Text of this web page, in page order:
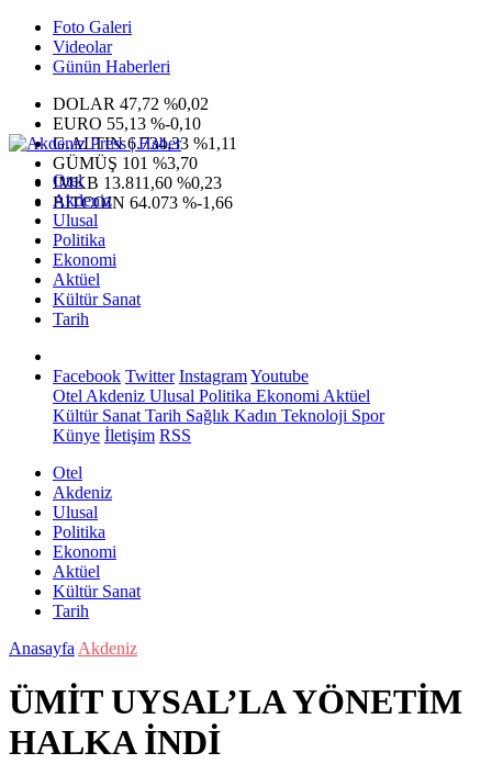
Foto Galeri
Videolar
Günün Haberleri
DOLAR 47,72 %0,02
EURO 55,13 %-0,10
G.ALTIN6.734,33 %1,11
GÜMÜŞ 101 %3,70
IMKB 13.811,60 %0,23
BITCOIN 64.073 %-1,66
Otel
Akdeniz
Ulusal
Politika
Ekonomi
Aktüel
Kültür Sanat
Tarih
Facebook Twitter InstagramYoutube
Otel Akdeniz Ulusal Politika Ekonomi Aktüel
Kültür Sanat Tarih Sağlık Kadın Teknoloji Spor
Künye İletişim RSS
Otel
Akdeniz
Ulusal
Politika
Ekonomi
Aktüel
Kültür Sanat
Tarih
Anasayfa Akdeniz
ÜMİT UYSAL’LA YÖNETİM
HALKA İNDİ